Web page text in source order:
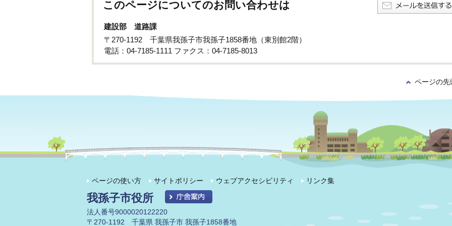
このページについてのお問い合わせは
建設部 道路課
〒270-1192 千葉県我孫子市我孫子1858番地（東別館2階）
電話：04-7185-1111 ファクス：04-7185-8013
ページの先
ページの使い方 サイトポリシー ウェブアクセシビリティ リンク集
我孫子市役所
法人番号9000020122220
〒270-1192 千葉県 我孫子市 我孫子1858番地